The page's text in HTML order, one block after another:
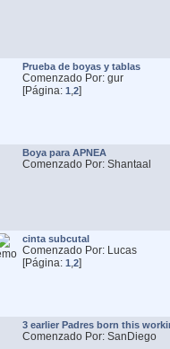
Prueba de boyas y tablas
Comenzado Por: gur
[Página: 1,2]
Boya para APNEA
Comenzado Por: Shantaal
cinta subcutal
Comenzado Por: Lucas
[Página: 1,2]
3 earlier Padres born this
Comenzado Por: SanDiego